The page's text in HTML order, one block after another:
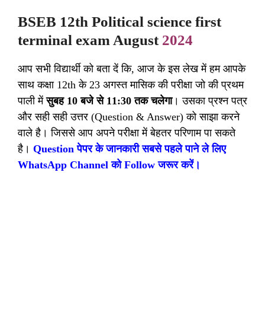
BSEB 12th Political science first
terminal exam August2024
आप सभी विद्यार्थी को बता दें कि, आज के इस लेख में हम आपके
साथ कक्षा 12th के 23 अगस्त मासिक की परीक्षा जो की प्रथम
पाली मेंसुबह 10 बजे से 11:30 तक चलेगा। उसका प्रश्न पत्र
और सही सही उत्तर (Question & Answer) को साझा करने
वाले है। जिससे आप अपने परीक्षा में बेहतर परिणाम पा सकते
है। Question पेपर के जानकारी सबसे पहले पाने ले लिए
WhatsApp Channel को Follow जरूर करें।